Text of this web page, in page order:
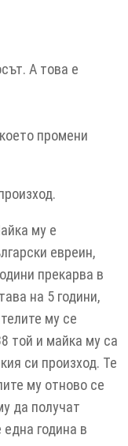
А това е
промени
му е
евреин,
прекарва в
на 5 години,
му се
той и майка му са
си произход. Те
му отново се
да получат
година в